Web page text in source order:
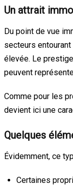
Un attrait
Du point de vue
secteurs
élevée. Le
peuvent
Comme pour les
devient ici une
Quelques
Évidemment, ce
Certaines